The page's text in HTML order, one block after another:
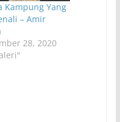
Kampung Yang
– Amir
28, 2020